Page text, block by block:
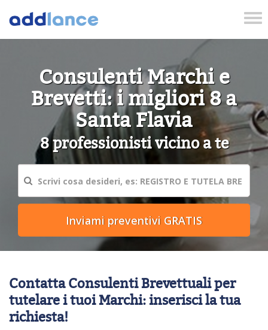
Consulenti Marchi e
Brevetti: i migliori 8 a
Santa Flavia
8 professionisti vicino a te
Contatta Consulenti Brevettuali per
tutelare i tuoi Marchi: inserisci la tua
richiesta!